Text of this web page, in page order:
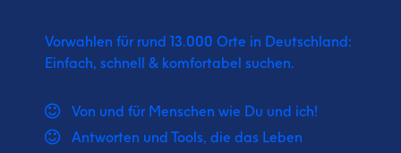
Vorwahlen für rund 13.000 Orte in Deutschland:
Einfach, schnell & komfortabel suchen.
Von und für Menschen wie Du und ich!
Antworten und Tools, die das Leben